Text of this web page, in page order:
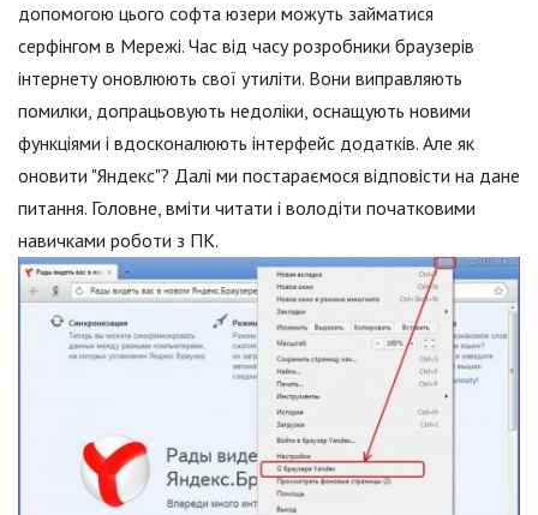
допомогою цього софта юзери можуть займатися
серфінгом в Мережі. Час від часу розробники браузерів
інтернету оновлюють свої утиліти. Вони виправляють
помилки, допрацьовують недоліки, оснащують новими
функціями і вдосконалюють інтерфейс додатків. Але як
оновити "Яндекс"? Далі ми постараємося відповісти на дане
питання. Головне, вміти читати і володіти початковими
навичками роботи з ПК.